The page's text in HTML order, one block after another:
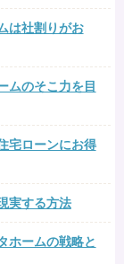
は社割りがお
ムのそこ力を目
宅ローンにお得
実する方法
ホームの戦略と